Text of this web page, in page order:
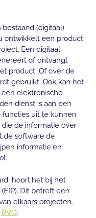
(digitaal)
ontwikkelt een product
Een digitaal
of ontvangt
product. Of over de
gebruikt. Ook kan het
elektronische
dienst is aan een
uit te kunnen
de informatie over
de software de
informatie en
hoort het bij het
Dit betreft een
elkaars projecten.
RVO.